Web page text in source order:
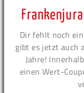
Dir fehlt noch
gibt es jetzt auch
Jahre!
einen Wert-